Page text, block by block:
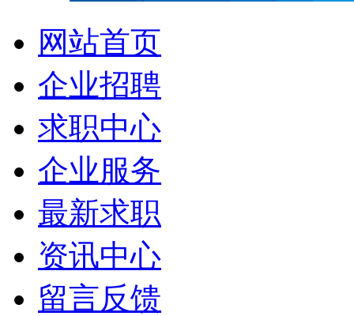
网站首页
企业招聘
求职中心
企业服务
最新求职
资讯中心
留言反馈